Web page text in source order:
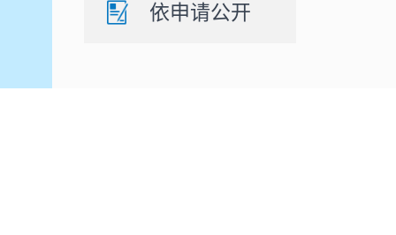
依申请公开